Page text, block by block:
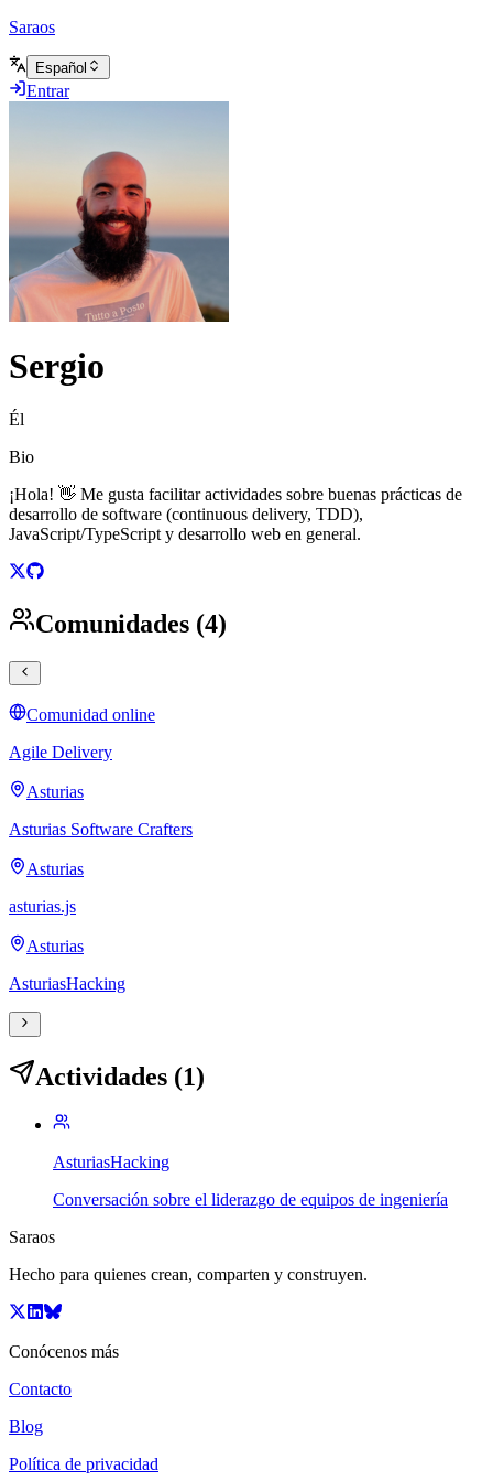
Saraos
Español
Entrar
Sergio
Él
Bio
¡Hola! 👋 Me gusta facilitar actividades sobre buenas prácticas de
desarrollo de software (continuous delivery, TDD),
JavaScript/TypeScript y desarrollo web en general.
Comunidades (4)
Comunidad online
Agile Delivery
Asturias
Asturias Software Crafters
Asturias
asturias.js
Asturias
AsturiasHacking
Actividades (1)
AsturiasHacking
Conversación sobre el liderazgo de equipos de ingeniería
Saraos
Hecho para quienes crean, comparten y construyen.
Conócenos más
Contacto
Blog
Política de privacidad